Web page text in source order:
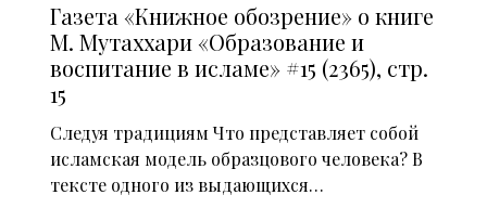
Газета «Книжное обозрение» о книге
М. Мутаххари «Образование и
воспитание в исламе» #15 (2365), стр.
15
Следуя традициям Что представляет собой
исламская модель образцового человека? В
тексте одного из выдающихся…